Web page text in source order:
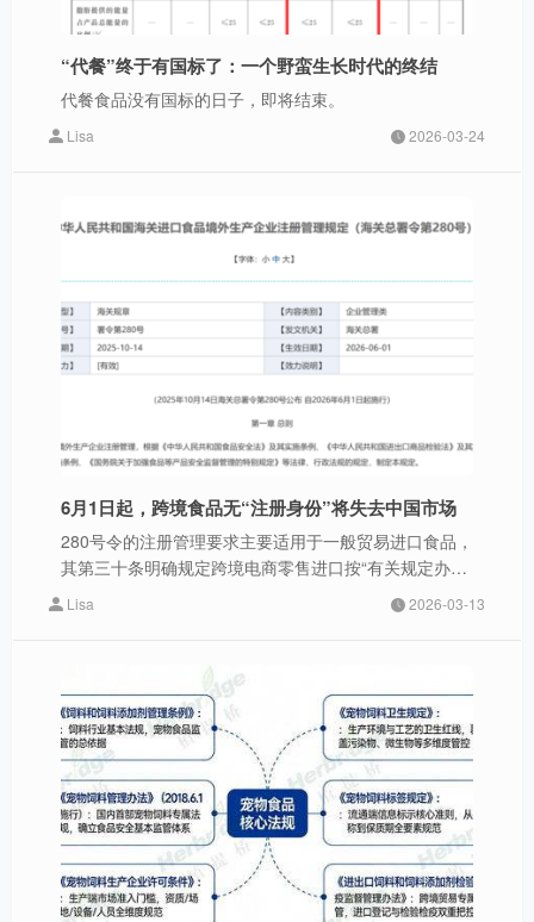
“代餐”终于有国标了：一个野蛮生长时代的终结
代餐食品没有国标的日子，即将结束。
Lisa 2026-03-24
6月1日起，跨境食品无“注册身份”将失去中国市场
280号令的注册管理要求主要适用于一般贸易进口食品，
其第三十条明确规定跨境电商零售进口按“有关规定办
Lisa 2026-03-13